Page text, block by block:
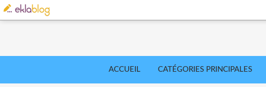
ACCUEIL CATÉGORIES PRINCIPALES